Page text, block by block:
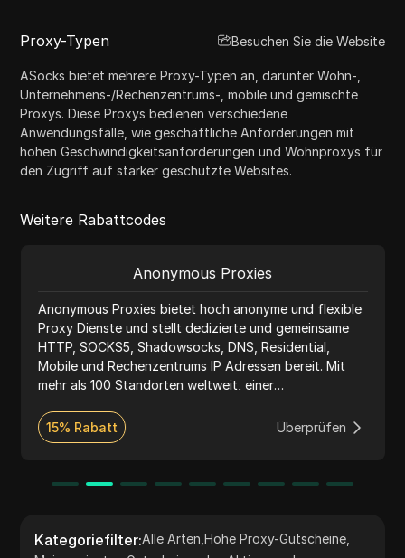
Proxy-Typen Besuchen Sie die Website
ASocks bietet mehrere Proxy-Typen an, darunter Wohn-,
Unternehmens-/Rechenzentrums-, mobile und gemischte
Proxys. Diese Proxys bedienen verschiedene
Anwendungsfälle, wie geschäftliche Anforderungen mit
hohen Geschwindigkeitsanforderungen und Wohnproxys für
den Zugriff auf stärker geschützte Websites.
Weitere Rabattcodes
Anonymous Proxies
Anonymous Proxies bietet hoch anonyme und flexible
Proxy Dienste und stellt dedizierte und gemeinsame
HTTP, SOCKS5, Shadowsocks, DNS, Residential,
Mobile und Rechenzentrums IP Adressen bereit. Mit
mehr als 100 Standorten weltweit, einer
vollständig anonymen Konfigurationen und einem
heldenhaften Support rund um die Uhr liefert
Verbindungen für alles, von alltäglichem Surfen bis hin
15% Rabatt Überprüfen
Kategoriefilter:Alle Arten ,Hohe Proxy-Gutscheine